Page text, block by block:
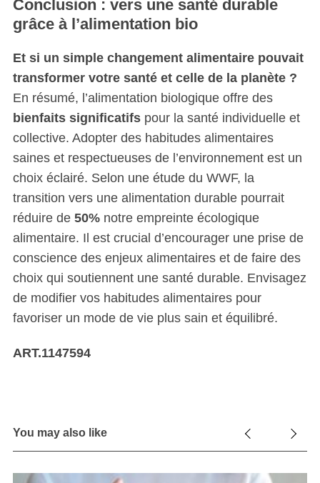
Conclusion : vers une santé durable
grâce à l’alimentation bio
Et si un simple changement alimentaire pouvait
transformer votre santé et celle de la planète ?
En résumé, l’alimentation biologique offre des
bienfaits significatifspour la santé individuelle et
collective. Adopter des habitudes alimentaires
saines et respectueuses de l’environnement est un
choix éclairé. Selon une étude du WWF, la
transition vers une alimentation durable pourrait
réduire de 50%notre empreinte écologique
alimentaire. Il est crucial d’encourager une prise de
conscience des enjeux alimentaires et de faire des
choix qui soutiennent une santé durable. Envisagez
de modifier vos habitudes alimentaires pour
favoriser un mode de vie plus sain et équilibré.
ART.1147594
You may also like